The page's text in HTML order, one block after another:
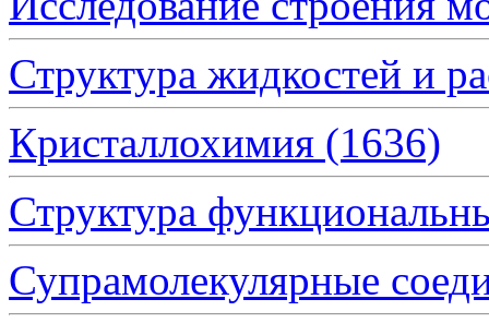
Структура жидкостей и
Кристаллохимия (1636)
Структура
Супрамолекулярные